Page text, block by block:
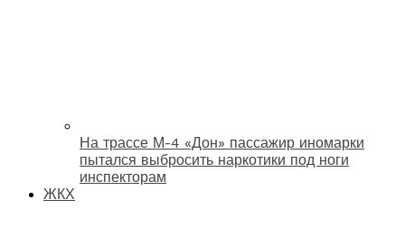
На трассе М-4 «Дон» пассажир иномарки
пытался выбросить наркотики под ноги
инспекторам
ЖКХ